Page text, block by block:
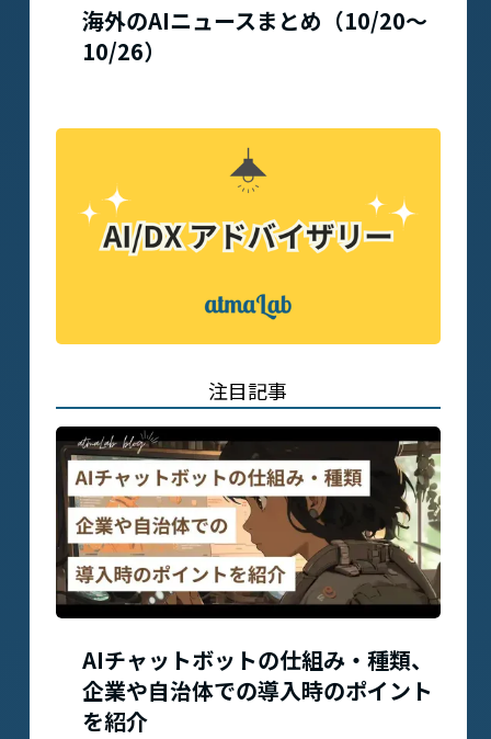
海外のAIニュースまとめ（10/20〜
10/26）
注目記事
AIチャットボットの仕組み・種類、
企業や自治体での導入時のポイント
を紹介